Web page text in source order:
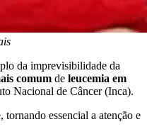
da imprevisibilidade da
comum de leucemia em
Nacional de Câncer (Inca).
tornando essencial a atenção e